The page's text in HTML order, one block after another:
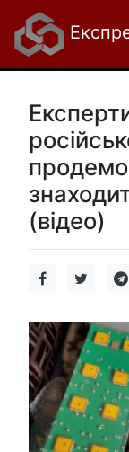
(відео)